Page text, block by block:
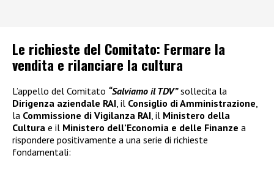
Le richieste del Comitato: Fermare la
vendita e rilanciare la cultura
L’appello del Comitato “Salviamo il TDV”sollecita la
Dirigenza aziendale RAI , il Consiglio di Amministrazione
la Commissione di Vigilanza RAI , il Ministero della
Cultura e il Ministero dell’Economia e delle Finanze a
rispondere positivamente a una serie di richieste
fondamentali: